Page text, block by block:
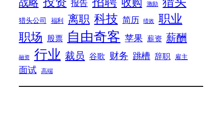
激励
猎头公司 福利 离职 科技 简历 绩效 职业
职场 股票 自由奇客 苹果 薪资 薪酬
融资 行业 裁员 谷歌 财务 跳槽 辞职 雇主
面试 高端